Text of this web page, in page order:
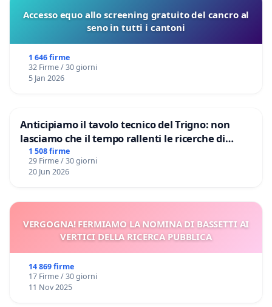
Accesso equo allo screening gratuito del cancro al
seno in tutti i cantoni
1 646 firme
32 Firme / 30 giorni
5 Jan 2026
Anticipiamo il tavolo tecnico del Trigno: non
lasciamo che il tempo rallenti le ricerche di
Domenico Racanati
1 508 firme
29 Firme / 30 giorni
20 Jun 2026
VERGOGNA! FERMIAMO LA NOMINA DI BASSETTI AI
VERTICI DELLA RICERCA PUBBLICA
14 869 firme
17 Firme / 30 giorni
11 Nov 2025